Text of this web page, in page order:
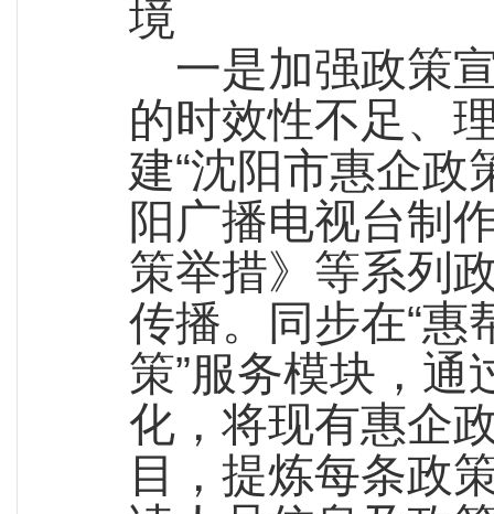
境
一是加强政策
的时效性不足、
建“沈阳市惠企政
阳广播电视台制
策举措》等系列
传播。同步在“惠
策”服务模块，通
化，将现有惠企
目，提炼每条政